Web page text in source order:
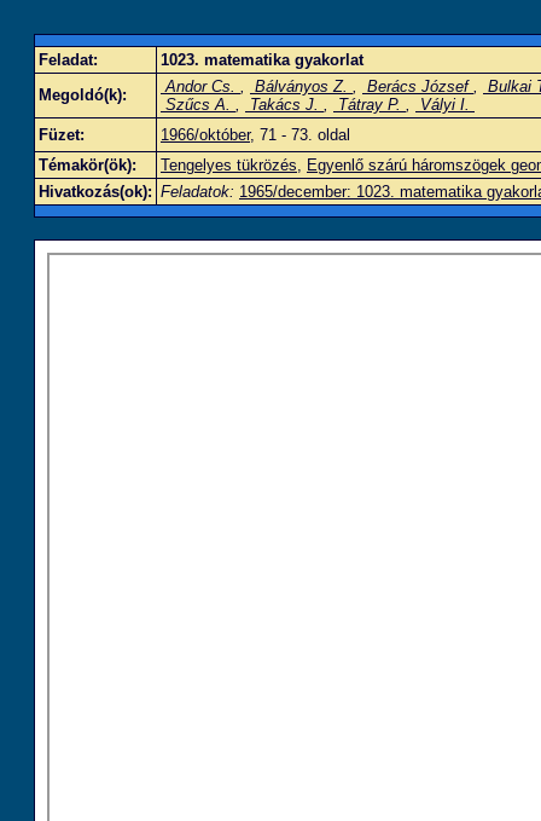
Feladat:
1023. matematika gyakorlat
Megoldó(k):
Andor Cs. , Bálványos Z. , Berács József ,
Bulkai
Szűcs A. , Takács J. , Tátray P. ,
Vályi I.
Füzet:
1966/október, 71 - 73. oldal
Témakör(ök):
Tengelyes tükrözés, Egyenlő szárú háromszögek
Hivatkozás(ok): Feladatok: 1965/december: 1023. matematika